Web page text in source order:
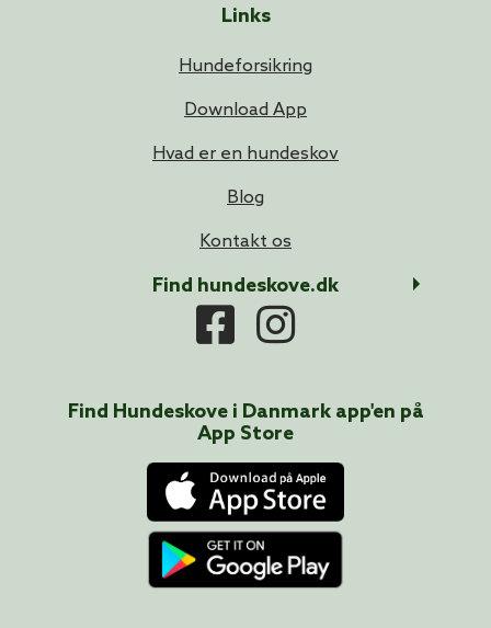
Links
Hundeforsikring
Download App
Hvad er en hundeskov
Blog
Kontakt os
Find hundeskove.dk
Find Hundeskove i Danmark app'en på
App Store